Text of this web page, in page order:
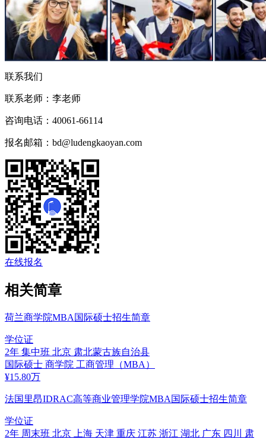
联系我们
联系老师： 李老师
咨询电话： 40061-66114
报名邮箱： bd@ludengkaoyan.com
在线报名
相关简章
荷兰商学院MBA国际硕士招生简章
学位证
2年 集中班 北京 肃北蒙古族自治县
国际硕士 商学院 工商管理（MBA）
¥15.80万
法国里昂IDRAC高等商业管理学院MBA国际硕士招生简章
学位证
2年 周末班 北京 上海 天津 重庆 江苏 浙江 湖北 广东 四川 肃